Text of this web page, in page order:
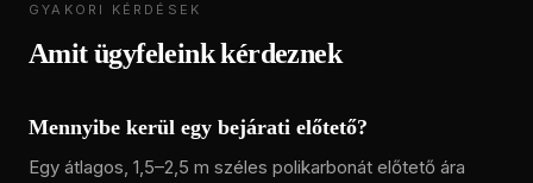
GYAKORI KÉRDÉSEK
Amit ügyfeleink kérdeznek
Mennyibe kerül egy bejárati előtető?
Egy átlagos, 1,5–2,5 m széles polikarbonát előtető ára